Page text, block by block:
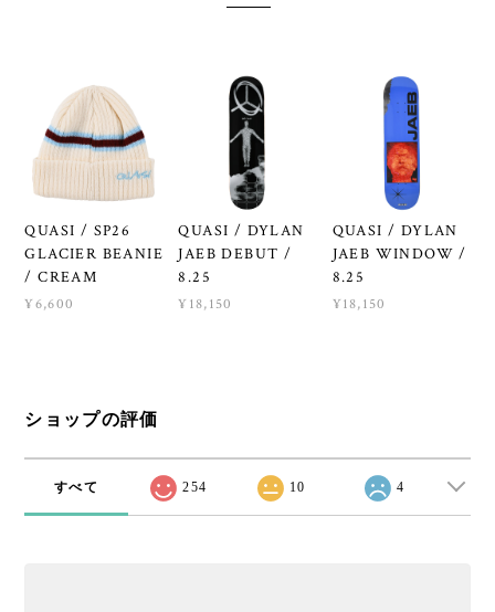
QUASI / SP26
GLACIER BEANIE
/ CREAM
¥6,600
QUASI / DYLAN
JAEB DEBUT /
8.25
¥18,150
QUASI / DYLAN
JAEB WINDOW /
8.25
¥18,150
ショップの評価
すべて 254 10 4